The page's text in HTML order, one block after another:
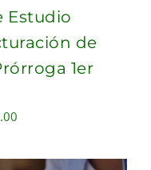
Estudio
de
1er
is: